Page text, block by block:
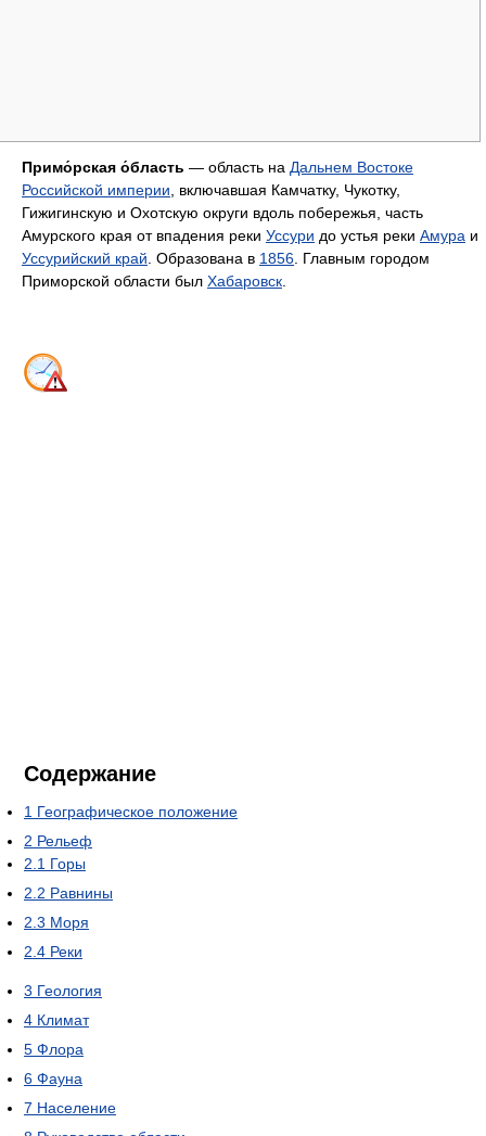
Примо́рская о́бласть — область на Дальнем Востоке
Российской империи, включавшая Камчатку, Чукотку,
Гижигинскую и Охотскую округи вдоль побережья, часть
Амурского края от впадения реки Уссури до устья реки Амура и
Уссурийский край. Образована в 1856. Главным городом
Приморской области был Хабаровск.
Содержание
1 Географическое положение
2 Рельеф
2.1 Горы
2.2 Равнины
2.3 Моря
2.4 Реки
3 Геология
4 Климат
5 Флора
6 Фауна
7 Население